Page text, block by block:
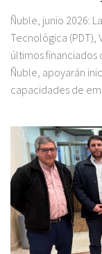
Ñuble, junio 2026:
Tecnológica (PDT),
últimos financiados
Ñuble, apoyarán
capacidades de